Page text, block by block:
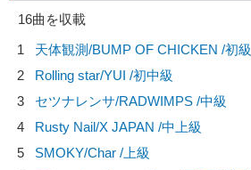
16曲を収載
1
天体観測/BUMP OF CHICKEN /初級
2
Rolling star/YUI /初中級
3
セツナレンサ/RADWIMPS /中級
4
Rusty Nail/X JAPAN /中上級
5
SMOKY/Char /上級